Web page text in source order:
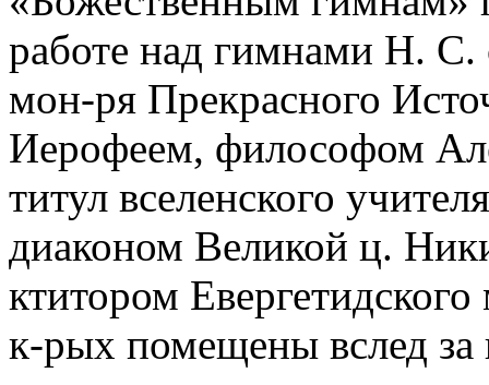
работе над гимнами Н. С.
мон-ря Прекрасного
Иерофеем, философом
титул вселенского
диаконом Великой ц.
ктитором
к-рых помещены вслед